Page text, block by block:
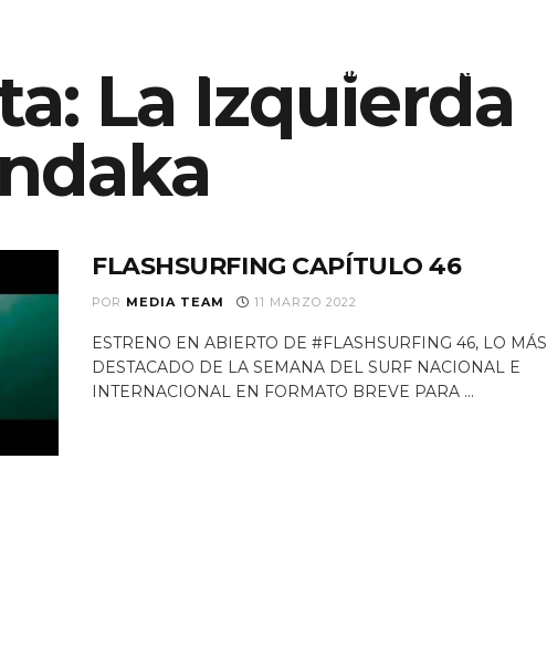
NOTICIAS PROGRAMAS TV
La Izquierda
FLASHSURFING CAPÍTULO 46
POR MEDIA TEAM 11 MARZO 2022
ESTRENO EN ABIERTO DE #FLASHSURFING 46, LO MÁS
DESTACADO DE LA SEMANA DEL SURF NACIONAL E
INTERNACIONAL EN FORMATO BREVE PARA ...